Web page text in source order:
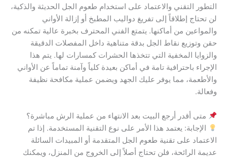
التطور التقني والاعتماد على استخدام طعوم الجل الحديثة والذكية،
لن تحتاج إطلاقاً إلى تفريغ دواليب المطبخ أو إزالة الأواني
والمواعين من أماكنها. يتمتع الفني المحترف بخبرة عالية تمكنه من
حقن وتوزيع نقاط الجل بدقة متناهية داخل المفصلات الدقيقة
والزوايا المخفية التي تتخذها الحشرات كمسارات لها. يتم هذا
الإجراء باحترافية تامة في أماكن بعيدة كلياً وآمنة تماماً عن الأواني
والأطعمة، مما يوفر عليك الجهد ويضمن عملية مكافحة نظيفة
وفعالة.
متى أقدر أرجع البيت بعد الانتهاء من عملية الرش مباشرة؟
الإجابة: يعتمد هذا الأمر على نوع التقنية المستخدمة. إذا تم
الاعتماد على تقنية طعوم الجل المتقدمة أو المبيدات السائلة
عديمة الرائحة، فلن تحتاج أصلاً إلى الخروج من المنزل، ويمكنك